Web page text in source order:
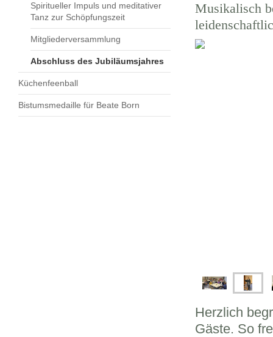
Spiritueller Impuls und meditativer
Tanz zur Schöpfungszeit
Mitgliederversammlung
Abschluss des Jubiläumsjahres
Küchenfeenball
Bistumsmedaille für Beate Born
Musikalisch
Herzlich
Gäste. So